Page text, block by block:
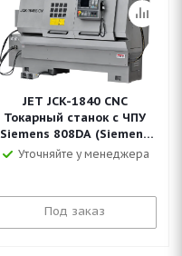
JET JCK-1840 CNC
Токарный станок с ЧПУ
Siemens 808DA (Siemens
828D, Fanuc 0i)
Уточняйте у менеджера
Под заказ